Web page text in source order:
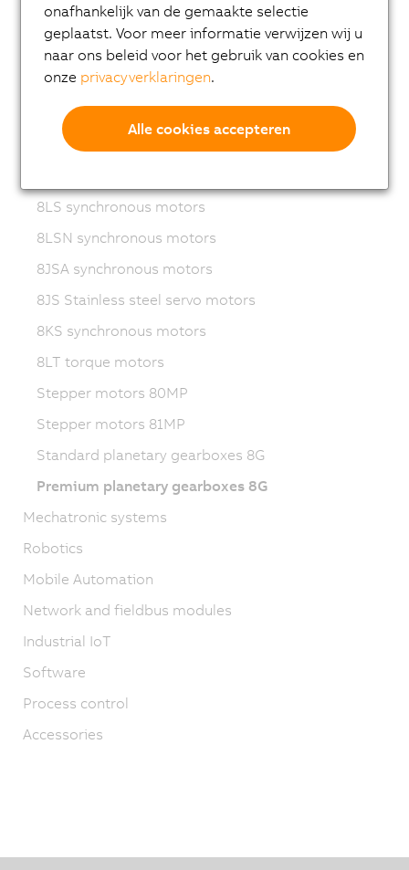
ACOPOSmotor Compact
8WSA servo motors
8WSB gear motors
8LVA synchronous motors
8LVB gear motors
8LS synchronous motors
8LSN synchronous motors
8JSA synchronous motors
8JS Stainless steel servo motors
8KS synchronous motors
8LT torque motors
Stepper motors 80MP
Stepper motors 81MP
Standard planetary gearboxes 8G
Premium planetary gearboxes 8G
Mechatronic systems
Robotics
Mobile Automation
Network and fieldbus modules
Industrial IoT
Software
Process control
Accessories
onafhankelijk van de gemaakte selectie
geplaatst. Voor meer informatie verwijzen wij u
naar ons beleid voor het gebruik van cookies en
onze privacyverklaringen.
Alle cookies accepteren